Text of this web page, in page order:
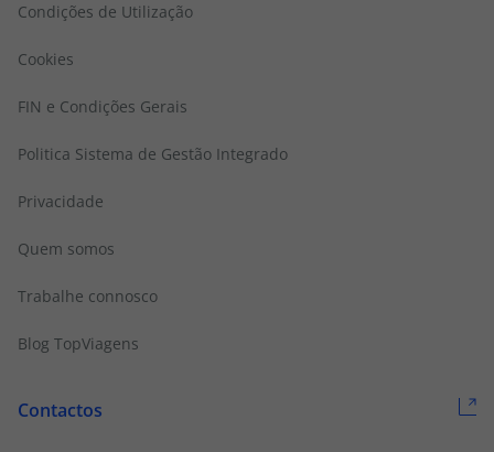
Condições de Utilização
Cookies
FIN e Condições Gerais
Politica Sistema de Gestão Integrado
Privacidade
Quem somos
Trabalhe connosco
Blog TopViagens
Contactos